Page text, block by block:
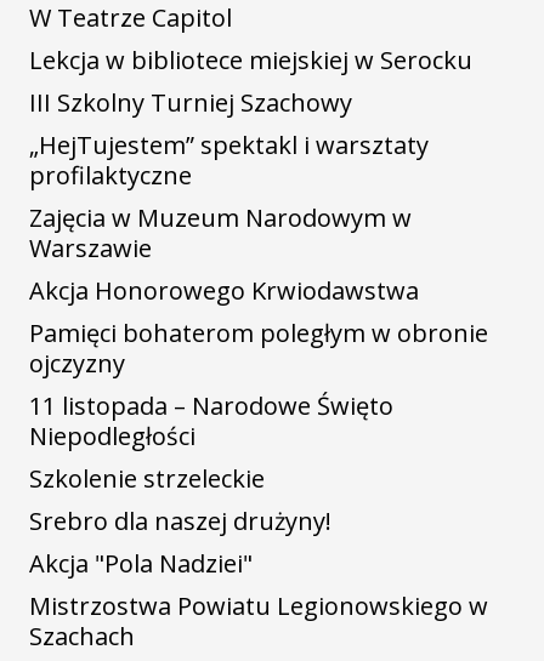
W Teatrze Capitol
Lekcja w bibliotece miejskiej w Serocku
III Szkolny Turniej Szachowy
„HejTujestem” spektakl i warsztaty
profilaktyczne
Zajęcia w Muzeum Narodowym w
Warszawie
Akcja Honorowego Krwiodawstwa
Pamięci bohaterom poległym w obronie
ojczyzny
11 listopada – Narodowe Święto
Niepodległości
Szkolenie strzeleckie
Srebro dla naszej drużyny!
Akcja "Pola Nadziei"
Mistrzostwa Powiatu Legionowskiego w
Szachach